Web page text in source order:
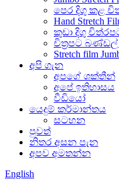
පෙර දිගු කළ
Hand Stretch
කුඩා දිගු
චිත්‍රපට
Stretch film
අපි ගැන
අපගේ ශක්තීන්
අපේ ඉතිහාසය
වීඩියෝ
යෙදුම් කර්මාන්තය
සටහන
පුවත්
නිතර අසන පැන
අපව අමතන්න
English